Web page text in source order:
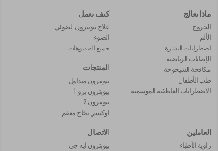
ماذا يعالج
الجروح
الألم
اضطرابات البشرة
الإصابات الرياضية
مكافحة الشيخوخة
طب الأطفال
الاضطرابات العاطفية الموسمية
كيف يعمل
علاج بيوبترون الضوئي
الضوء
جميع الفيديوهات
المنتجات
بيوبترون ميداول
بيوبترون برو 1
بيوبترون 2
اوكسي بخاخ معقم
العاملين
زاوية الأطباء
الاتصال
بيوبترون ايه جي